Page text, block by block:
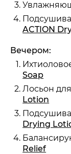
Препараты
средствам —
и
ACTION
Вечером:
Soap
Лосьон
Lotion
Drying
Relief